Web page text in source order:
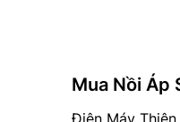
Mua Nồi Áp
Điện Máy